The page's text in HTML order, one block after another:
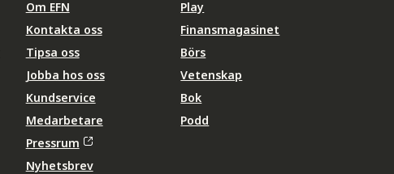
Om EFN
Kontakta oss
Tipsa oss
Jobba hos oss
Kundservice
Medarbetare
Pressrum
Nyhetsbrev
Play
Finansmagasinet
Börs
Vetenskap
Bok
Podd